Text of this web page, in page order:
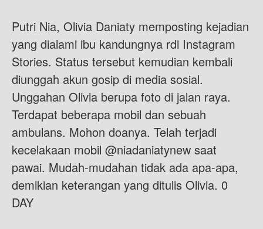
Putri Nia, Olivia Daniaty memposting kejadian
yang dialami ibu kandungnya rdi Instagram
Stories. Status tersebut kemudian kembali
diunggah akun gosip di media sosial.
Unggahan Olivia berupa foto di jalan raya.
Terdapat beberapa mobil dan sebuah
ambulans. Mohon doanya. Telah terjadi
kecelakaan mobil @niadaniatynew saat
pawai. Mudah-mudahan tidak ada apa-apa,
demikian keterangan yang ditulis Olivia. 0
DAY